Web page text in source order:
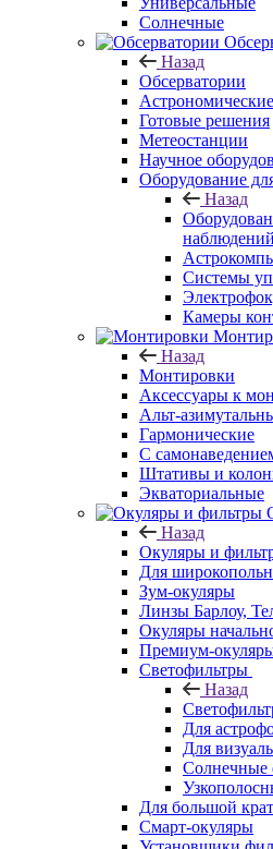
Солнечные
Назад
Обсерватории
Готовые решения
Метеостанции
Научное
Оборудование
Назад
наблюдений
Системы
Камеры
Назад
Монтировки
Аксессуары к
Альт-
Гармонические
С
Штативы и
Экваториальные
Назад
Окуляры и
Для
Зум-окуляры
Линзы Барлоу,
Окуляры
Премиум-
Светофильтры
Назад
Для
Для
Солнечные
Для большой
Смарт-окуляры